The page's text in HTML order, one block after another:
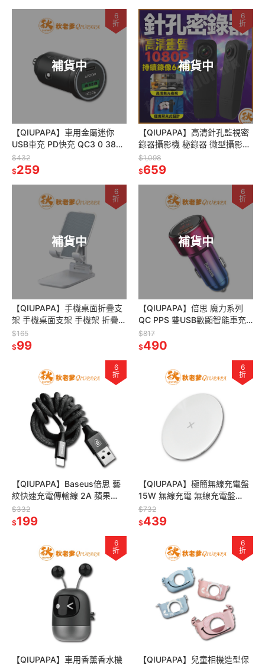
補貨中
6
折
【QIUPAPA】車用金屬迷你
USB車充 PD快充 QC3 0 38W
點煙器 點菸器 USB車充 qc3 0
車充
$432
$259
補貨中
6
折
【QIUPAPA】高清針孔監視密
錄器攝影機 秘錄器 微型攝影機
1080P 可錄音錄影 存證 循環
錄影 密錄器 攝影機
$1,098
$659
補貨中
6
折
【QIUPAPA】手機桌面折疊支
架 手機桌面支架 手機架 折疊手
機架 平板支架 桌上型 立架 懶
人支架 直播架
$165
$99
補貨中
6
折
【QIUPAPA】倍思 魔力系列
QC PPS 雙USB數顯智能車充
PD快充 車用車充 點煙器 USB
車充 智能顯示
$817
$490
6
折
【QIUPAPA】Baseus倍思 藝
紋快速充電傳輸線 2A 蘋果
IOS & Micro & Type-C
$332
$199
6
折
【QIUPAPA】極簡無線充電盤
15W 無線充電 無線充電盤
iphone 安卓無線充電 無線快充
充電盤 手機充電盤
$732
$439
6
折
【QIUPAPA】車用香薰香水機
6
折
【QIUPAPA】兒童相機造型保